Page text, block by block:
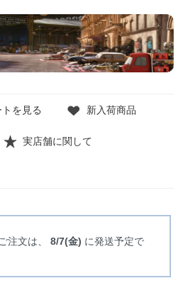
トを見る 新入荷商品
実店舗に関して
注文は、 8/7(金) に発送予定で